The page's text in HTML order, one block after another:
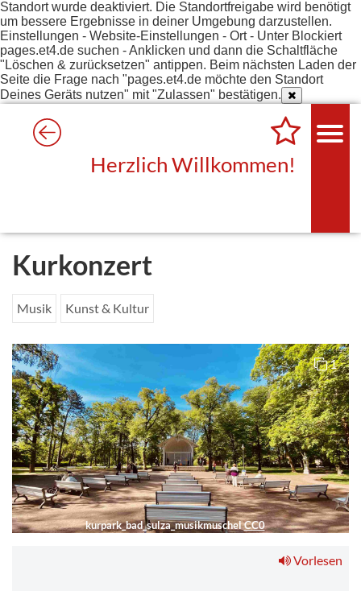
Standort wurde deaktiviert. Die Standortfreigabe wird benötigt
um bessere Ergebnisse in deiner Umgebung darzustellen.
Einstellungen - Website-Einstellungen - Ort - Unter Blockiert
pages.et4.de suchen - Anklicken und dann die Schaltfläche
"Löschen & zurücksetzen" antippen. Beim nächsten Laden der
Seite die Frage nach "pages.et4.de möchte den Standort
Deines Geräts nutzen" mit "Zulassen" bestätigen.
Herzlich Willkommen!
Kurkonzert
Musik Kunst & Kultur
kurpark_bad_sulza_musikmuschelCC0
1
Vorlesen